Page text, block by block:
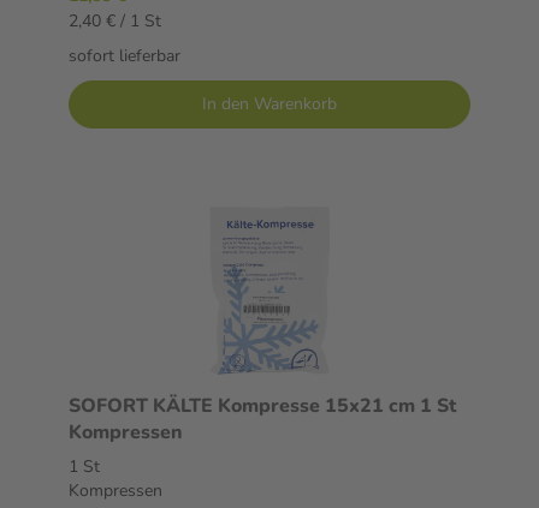
2,40 € / 1 St
sofort lieferbar
In den Warenkorb
SOFORT KÄLTE Kompresse 15x21 cm 1 St
Kompressen
1 St
Kompressen